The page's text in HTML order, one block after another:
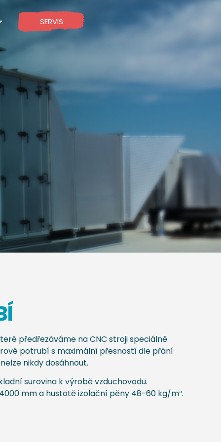
SERVIS
předřezáváme na CNC stroji speciálně
potrubí s maximální přesností dle přání
nikdydosáhnout.
surovina k výrobě vzduchovodu.
mm a hustotě izolační pěny 48-60 kg/m³.